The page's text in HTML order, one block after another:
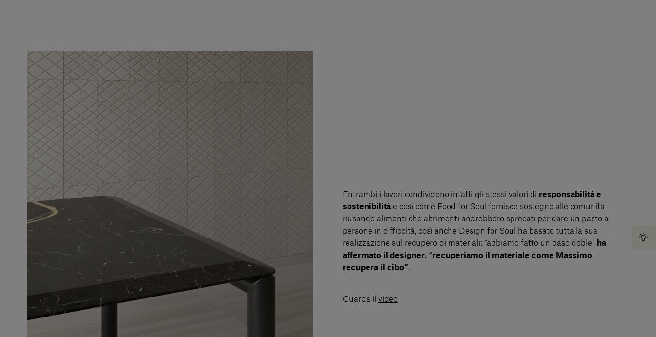
Entrambi i lavori condividono infatti gli stessi valori di responsabilità e
sostenibilità e così come Food for Soul fornisce sostegno alle comunità
riusando alimenti che altrimenti andrebbero sprecati per dare un pasto a
persone in difficoltà, così anche Design for Soul ha basato tutta la sua
realizzazione sul recupero di materiali: “abbiamo fatto un paso doble” ha
affermato il designer, “recuperiamo il materiale come Massimo
recupera il cibo”.
Guarda il video